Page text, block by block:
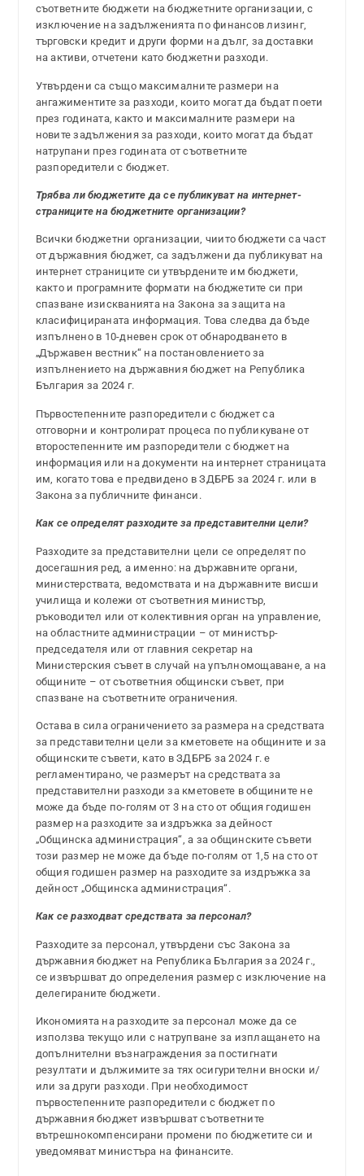
съответните бюджети на бюджетните организации, с
изключение на задълженията по финансов лизинг,
търговски кредит и други форми на дълг, за доставки
на активи, отчетени като бюджетни разходи.
Утвърдени са също максималните размери на
ангажиментите за разходи, които могат да бъдат поети
през годината, както и максималните размери на
новите задължения за разходи, които могат да бъдат
натрупани през годината от съответните
разпоредители с бюджет.
Трябва ли бюджетите да се публикуват на интернет-
страниците на бюджетните организации?
Всички бюджетни организации, чиито бюджети са част
от държавния бюджет, са задължени да публикуват на
интернет страниците си утвърдените им бюджети,
както и програмните формати на бюджетите си при
спазване изискванията на Закона за защита на
класифицираната информация. Това следва да бъде
изпълнено в 10-дневен срок от обнародването в
„Държавен вестник“ на постановлението за
изпълнението на държавния бюджет на Република
България за 2024 г.
Първостепенните разпоредители с бюджет са
отговорни и контролират процеса по публикуване от
второстепенните им разпоредители с бюджет на
информация или на документи на интернет страницата
им, когато това е предвидено в ЗДБРБ за 2024 г. или в
Закона за публичните финанси.
Как се определят разходите за представителни цели?
Разходите за представителни цели се определят по
досегашния ред, а именно: на държавните органи,
министерствата, ведомствата и на държавните висши
училища и колежи от съответния министър,
ръководител или от колективния орган на управление,
на областните администрации – от министър-
председателя или от главния секретар на
Министерския съвет в случай на упълномощаване, а на
общините – от съответния общински съвет, при
спазване на съответните ограничения.
Остава в сила ограничението за размера на средствата
за представителни цели за кметовете на общините и за
общинските съвети, като в ЗДБРБ за 2024 г. е
регламентирано, че размерът на средствата за
представителни разходи за кметовете в общините не
може да бъде по-голям от 3 на сто от общия годишен
размер на разходите за издръжка за дейност
„Общинска администрация“, а за общинските съвети
този размер не може да бъде по-голям от 1,5 на сто от
общия годишен размер на разходите за издръжка за
дейност „Общинска администрация“.
Как се разходват средствата за персонал?
Разходите за персонал, утвърдени със Закона за
държавния бюджет на Република България за 2024 г.,
се извършват до определения размер с изключение на
делегираните бюджети.
Икономията на разходите за персонал може да се
използва текущо или с натрупване за изплащането на
допълнителни възнаграждения за постигнати
резултати и дължимите за тях осигурителни вноски и/
или за други разходи. При необходимост
първостепенните разпоредители с бюджет по
държавния бюджет извършват съответните
вътрешнокомпенсирани промени по бюджетите си и
уведомяват министъра на финансите.